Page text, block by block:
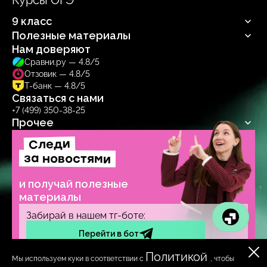
Мы используем куки в соответствии с Политикой , чтобы
Информатика
Обществознание
Биология
Информатика
Обществознание
Биология
9 класс
Русский язык
Полезные материалы
Блог
Учебник
Тренажер
Нам доверяют
Сравни.ру — 4.8/5
Отзовик — 4.8/5
Т-банк — 4.8/5
Связаться с нами
+7 (499) 350-38-25
Прочее
Договор-оферта
Политика обработки
персональных данных
Образовательная лицензия №
Л035‑1271‑78/1277314
Следи
за новостями
и получай полезные
материалы
Забирай в нашем тг-боте:
Перейти в бот